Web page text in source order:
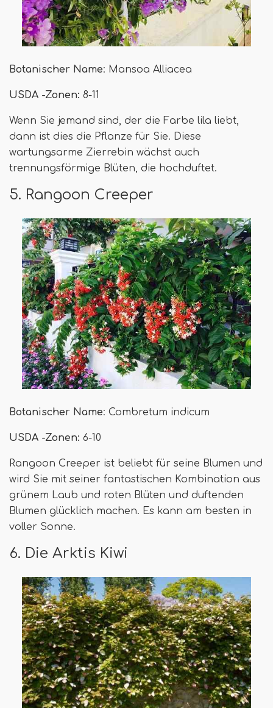
Botanischer Name: Mansoa Alliacea
USDA -Zonen: 8-11
Wenn Sie jemand sind, der die Farbe lila liebt,
dann ist dies die Pflanze für Sie. Diese
wartungsarme Zierrebin wächst auch
trennungsförmige Blüten, die hochduftet.
5. Rangoon Creeper
Botanischer Name: Combretum indicum
USDA -Zonen: 6-10
Rangoon Creeper ist beliebt für seine Blumen und
wird Sie mit seiner fantastischen Kombination aus
grünem Laub und roten Blüten und duftenden
Blumen glücklich machen. Es kann am besten in
voller Sonne.
6. Die Arktis Kiwi